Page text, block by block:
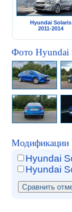
Hyundai Solaris
2011-2014
Фото Hyundai
Модификации
Hyundai
Hyundai